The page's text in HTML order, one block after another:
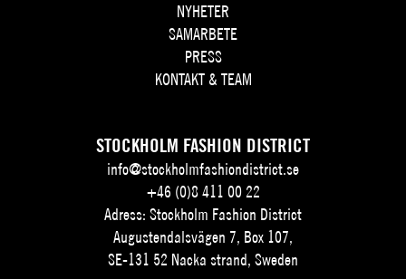
NYHETER
SAMARBETE
PRESS
KONTAKT & TEAM
STOCKHOLM FASHION DISTRICT
info@stockholmfashiondistrict.se
+46 (0)8 411 00 22
Adress: Stockholm Fashion District
Augustendalsvägen 7, Box 107,
SE-131 52 Nacka strand, Sweden